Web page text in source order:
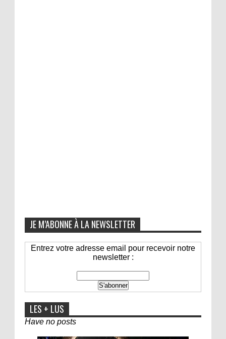
JE M’ABONNE À LA NEWSLETTER
Entrez votre adresse email pour recevoir notre
newsletter :
LES + LUS
Have no posts